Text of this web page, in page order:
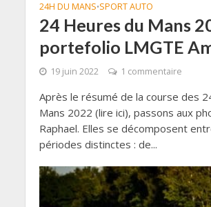
24H DU MANS•SPORT AUTO
24 Heures du Mans
portefolio LMGTE
19 juin 2022 1 commentaire
Après le résumé de la course des
Mans 2022 (lire ici), passons aux
Raphael. Elles se décomposent
périodes distinctes : de...